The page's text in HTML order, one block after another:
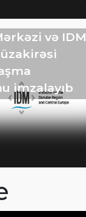
və IDM
imzalayıb